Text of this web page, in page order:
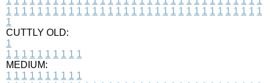
1 1 1 1 1 1 1 1 1 1 1 1 1 1 1 1 1 1 1 1 1 1 1 1 1 1 1 1 1 1 1 1 1
1
CUTTLY OLD:
1
1 1 1 1 1 1 1 1 1 1
MEDIUM:
1 1 1 1 1 1 1 1 1 1